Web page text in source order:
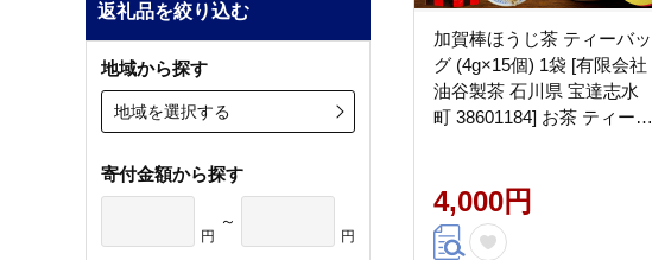
返礼品を絞り込む
地域から探す
地域を選択する
寄付金額から探す
円
～
円
加賀棒ほうじ茶 ティーバッ
グ (4g×15個) 1袋 [有限会社
油谷製茶 石川県 宝達志水
町 38601184] お茶 ティーパ
国産 ティーラテ 焙煎 水出
し 棒茶
4,000円